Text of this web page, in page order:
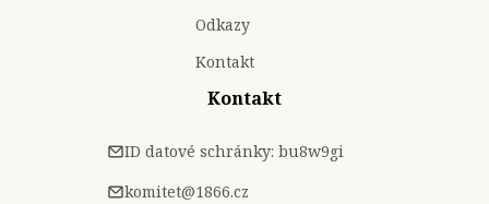
Odkazy
Kontakt
Kontakt
ID datové schránky: bu8w9gi
komitet@1866.cz